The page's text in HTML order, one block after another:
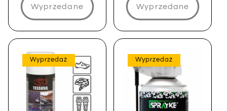
Wyprzedane Wyprzedane
Wyprzedaż Wyprzedaż